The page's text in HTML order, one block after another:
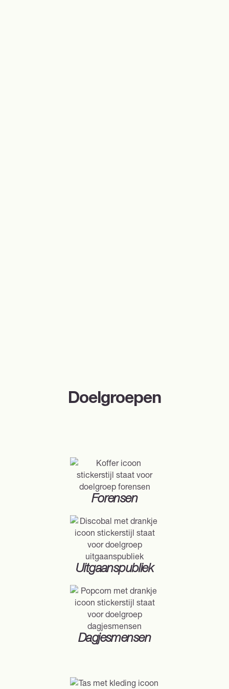
Doelgroepen
Forensen
Forensen gaan met de metro om van en naar het werk te
pendelen. Het betreft professionals uit alle sectoren die
meermaals per week vooral tijdens de spitsuren reizen.
Vaak bezitten deze reizigers een zakelijk ov-
Uitgaanspubliek
(Horeca)gelegenheden als restaurants, bars, festivals en
(nacht)clubs. Dat zijn de bestemmingen waarvoor deze
reizigers, meestal laat op de avond, de metro nemen.
Dagjesmensen
kunnen bezoeken zijn aan dierentuinen, (pret)parken,